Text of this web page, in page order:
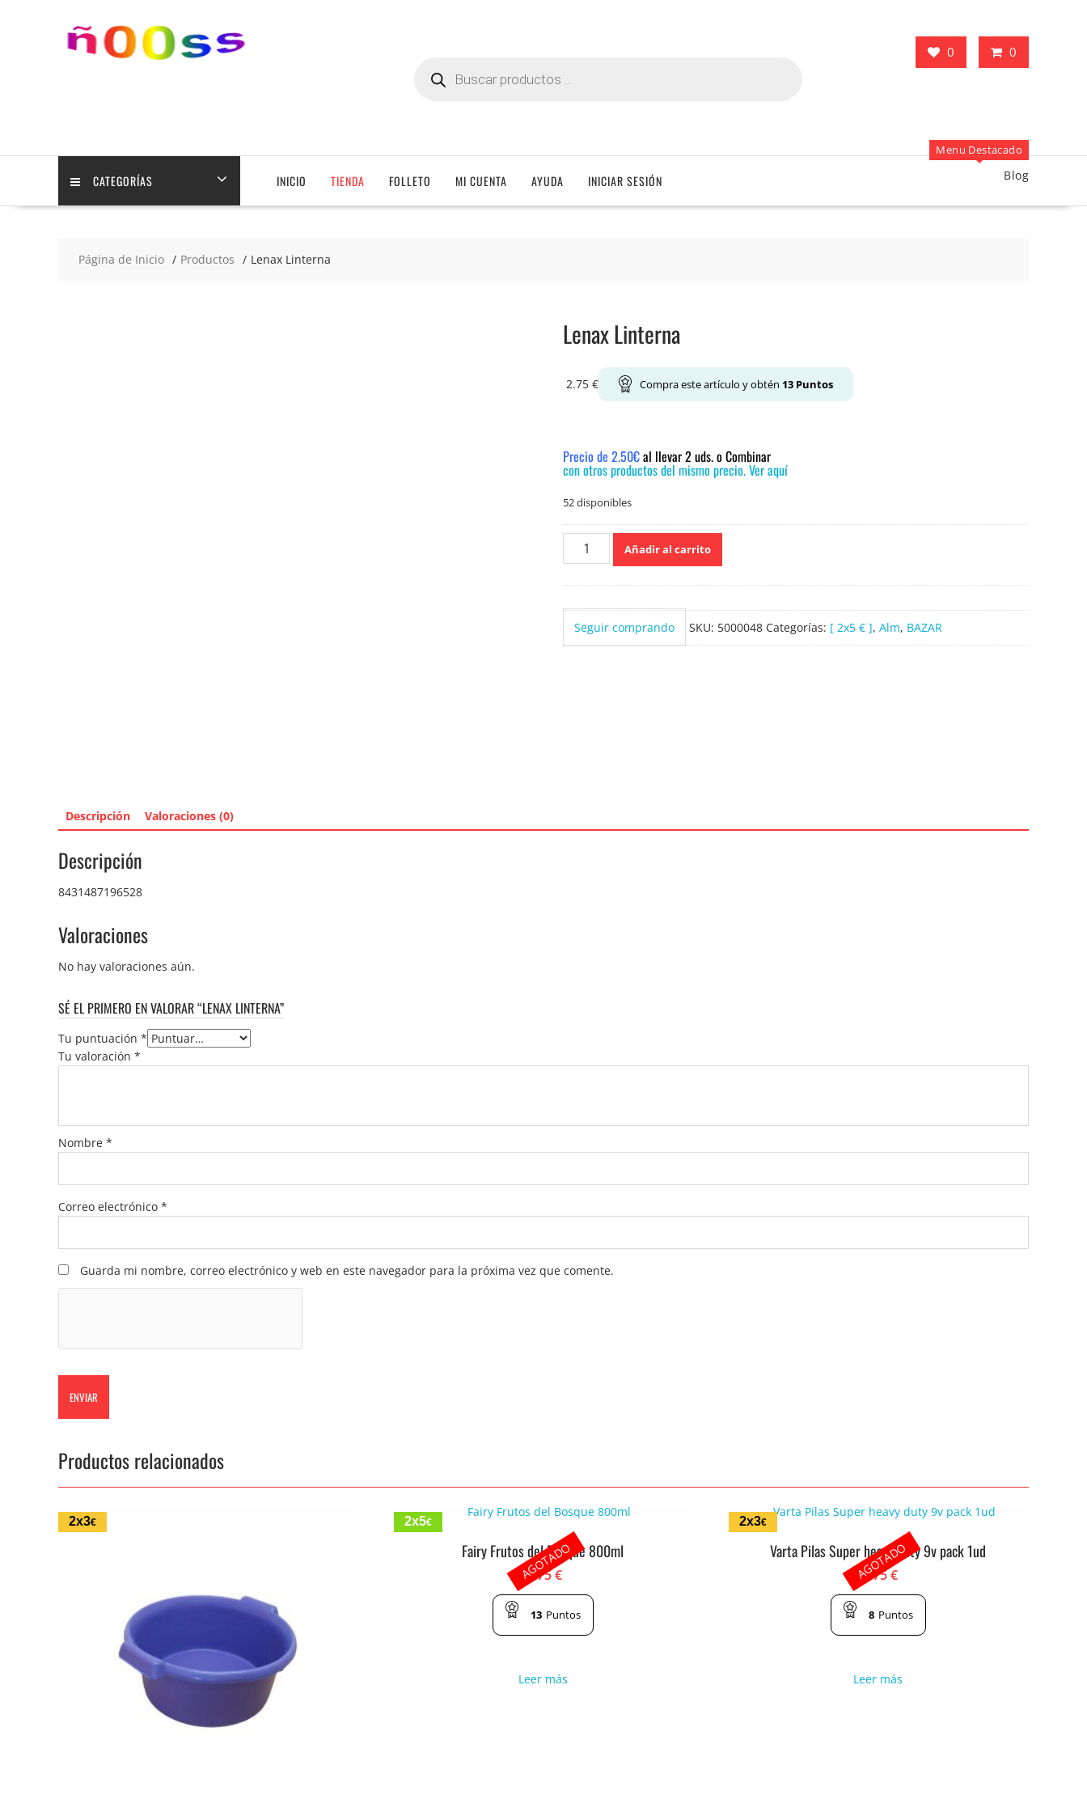
0 0
productos
CATEGORÍAS INICIO TIENDA FOLLETO MI CUENTA AYUDA INICIAR SESIÓN
Menu Destacado
Blog
Página de Inicio Productos Lenax Linterna
Lenax Linterna
2.75 € Compra este artículo y obtén 13 Puntos
Precio de 2.50€al llevar 2 uds. o Combinar
con otros productos del mismo precio. Ver aquí
52 disponibles
Lenax
Añadir al carrito
Seguir comprando SKU: 5000048 Categorías: [ 2x5 € ], Alm, BAZAR
Descripción Valoraciones (0)
Descripción
8431487196528
Valoraciones
No hay valoraciones aún.
SÉ EL PRIMERO EN VALORAR “LENAX LINTERNA”
Tu puntuación *
Tu valoración *
Nombre *
Correo electrónico *
Guarda mi nombre, correo electrónico y web en este navegador para la próxima vez que comente.
Productos relacionados
2x3€ 2x5€
Fairy Frutos del Bosque 800ml
2.75€
13 Puntos
Leer más
AGOTADO
2x3€
Varta Pilas Super heavy duty 9v pack 1ud
1.75€
8 Puntos
Leer más
AGOTADO